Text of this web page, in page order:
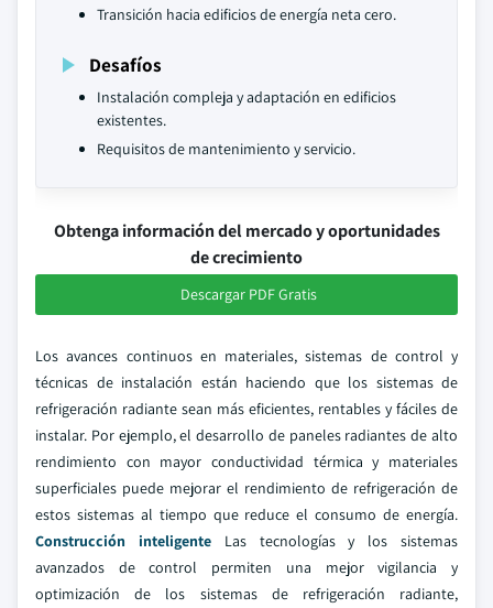
Transición hacia edificios de energía neta cero.
Desafíos
Instalación compleja y adaptación en edificios
existentes.
Requisitos de mantenimiento y servicio.
Obtenga información del mercado y oportunidades
de crecimiento
Descargar PDF Gratis
Los avances continuos en materiales, sistemas de control y
técnicas de instalación están haciendo que los sistemas de
refrigeración radiante sean más eficientes, rentables y fáciles de
instalar. Por ejemplo, el desarrollo de paneles radiantes de alto
rendimiento con mayor conductividad térmica y materiales
superficiales puede mejorar el rendimiento de refrigeración de
estos sistemas al tiempo que reduce el consumo de energía.
Construcción inteligenteLas tecnologías y los sistemas
avanzados de control permiten una mejor vigilancia y
optimización de los sistemas de refrigeración radiante,